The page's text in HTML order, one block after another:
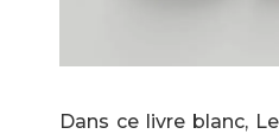
Dans ce livre blanc,